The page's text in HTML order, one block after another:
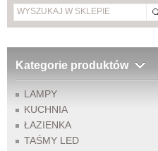
Kategorie produktów
LAMPY
KUCHNIA
ŁAZIENKA
TAŚMY LED